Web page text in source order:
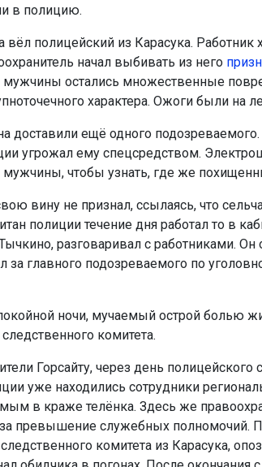
в полицию.
полицейский из Карасука. Работник
начал выбивать из него
мужчины остались множественные
характера. Ожоги были на
доставили ещё одного
угрожал ему спецсредством.
мужчины, чтобы узнать, где же
вину не признал, ссылаясь, что
полиции течение дня работал то в
разговаривал с работниками. Он
за главного подозреваемого по
ночи, мучаемый острой болью
комитета.
Горсайту, через день полицейского
уже находились сотрудники
в краже телёнка. Здесь же
превышение служебных полномочий.
комитета из Карасука,